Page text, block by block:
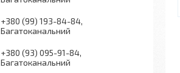
+380 (99) 193-84-84
Багатоканальний
+380 (93) 095-91-84
Багатоканальний